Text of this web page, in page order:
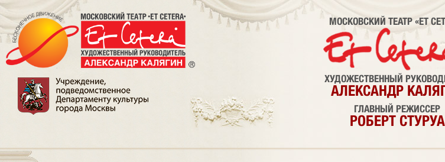
МОСКОВСКИЙ ТЕАТР «ET
ХУДОЖЕСТВЕННЫЙ
АЛЕКСАНДР
ГЛАВНЫЙ РЕЖИССЕР
РОБЕРТ СТУРУА